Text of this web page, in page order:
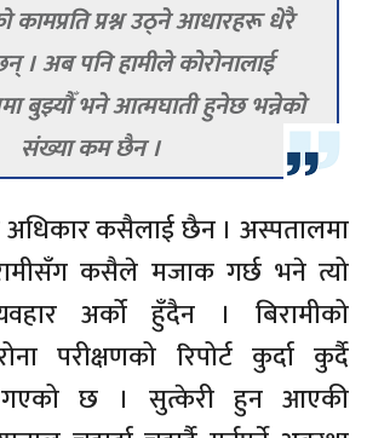
प्रश्न उठ्ने आधारहरू धेरै
। अब पनि हामीले कोरोनालाई
बुझ्यौँ भने आत्मघाती हुनेछ भन्नेको
संख्या कम छैन ।
कसैलाई छैन । अस्पतालमा
कसैले मजाक गर्छ भने त्यो
अर्को हुँदैन । बिरामीको
परीक्षणको रिपोर्ट कुर्दा कुर्दै
गएको छ । सुत्केरी हुन आएकी